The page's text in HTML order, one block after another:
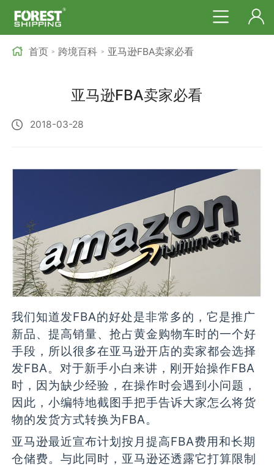
首页 > 跨境百科 > 亚马逊FBA卖家必看
亚马逊FBA卖家必看
2018-03-28
我们知道发FBA的好处是非常多的，它是推广
新品、提高销量、抢占黄金购物车时的一个好
手段，所以很多在亚马逊开店的卖家都会选择
发FBA。对于新手小白来讲，刚开始操作FBA
时，因为缺少经验，在操作时会遇到小问题，
因此，小编特地截图手把手告诉大家怎么将货
物的发货方式转换为FBA。
亚马逊最近宣布计划按月提高FBA费用和长期
仓储费。与此同时，亚马逊还透露它打算限制